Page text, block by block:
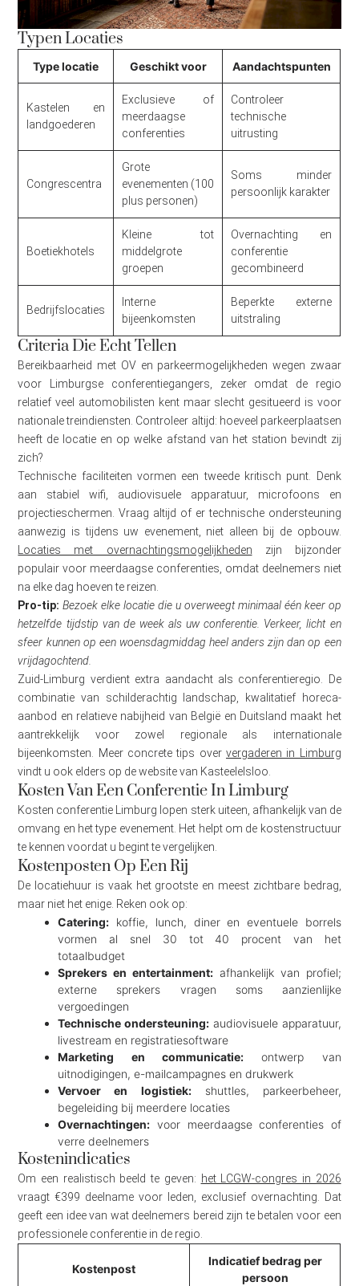
Typen Locaties
Type locatie Geschikt voor Aandachtspunten
Kastelen en
landgoederen
Exclusieve of
meerdaagse
conferenties
Controleer
technische
uitrusting
Congrescentra
Grote
evenementen (100
plus personen)
Soms minder
persoonlijk karakter
Boetiekhotels
Kleine tot
middelgrote
groepen
Overnachting en
conferentie
gecombineerd
Bedrijfslocaties
Interne
bijeenkomsten
Beperkte externe
uitstraling
Criteria Die Echt Tellen
Bereikbaarheid met OV en parkeermogelijkheden wegen zwaar
voor Limburgse conferentiegangers, zeker omdat de regio
relatief veel automobilisten kent maar slecht gesitueerd is voor
nationale treindiensten. Controleer altijd: hoeveel parkeerplaatsen
heeft de locatie en op welke afstand van het station bevindt zij
zich?
Technische faciliteiten vormen een tweede kritisch punt. Denk
aan stabiel wifi, audiovisuele apparatuur, microfoons en
projectieschermen. Vraag altijd of er technische ondersteuning
aanwezig is tijdens uw evenement, niet alleen bij de opbouw.
Locaties met overnachtingsmogelijkheden zijn bijzonder
populair voor meerdaagse conferenties, omdat deelnemers niet
na elke dag hoeven te reizen.
Pro-tip: Bezoek elke locatie die u overweegt minimaal één keer op
hetzelfde tijdstip van de week als uw conferentie. Verkeer, licht en
sfeer kunnen op een woensdagmiddag heel anders zijn dan op een
vrijdagochtend.
Zuid-Limburg verdient extra aandacht als conferentieregio. De
combinatie van schilderachtig landschap, kwalitatief horeca-
aanbod en relatieve nabijheid van België en Duitsland maakt het
aantrekkelijk voor zowel regionale als internationale
bijeenkomsten. Meer concrete tips over vergaderen in Limburg
vindt u ook elders op de website van Kasteelelsloo.
Kosten Van Een Conferentie In Limburg
Kosten conferentie Limburg lopen sterk uiteen, afhankelijk van de
omvang en het type evenement. Het helpt om de kostenstructuur
te kennen voordat u begint te vergelijken.
Kostenposten Op Een Rij
De locatiehuur is vaak het grootste en meest zichtbare bedrag,
maar niet het enige. Reken ook op:
Catering: koffie, lunch, diner en eventuele borrels
vormen al snel 30 tot 40 procent van het
totaalbudget
Sprekers en entertainment: afhankelijk van profiel;
externe sprekers vragen soms aanzienlijke
vergoedingen
Technische ondersteuning: audiovisuele apparatuur,
livestream en registratiesoftware
Marketing en communicatie: ontwerp van
uitnodigingen, e-mailcampagnes en drukwerk
Vervoer en logistiek:shuttles, parkeerbeheer,
begeleiding bij meerdere locaties
Overnachtingen: voor meerdaagse conferenties of
verre deelnemers
Kostenindicaties
Om een realistisch beeld te geven: het LCGW-congres in 2026
vraagt €399 deelname voor leden, exclusief overnachting. Dat
geeft een idee van wat deelnemers bereid zijn te betalen voor een
professionele conferentie in de regio.
Kostenpost
Indicatief bedrag per
persoon